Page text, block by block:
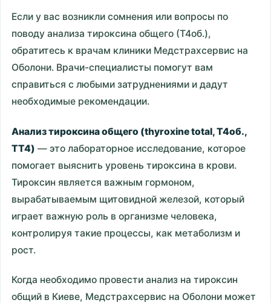
Если у вас возникли сомнения или вопросы по
поводу анализа тироксина общего (Т4об.),
обратитесь к врачам клиники Медстрахсервис на
Оболони. Врачи-специалисты помогут вам
справиться с любыми затруднениями и дадут
необходимые рекомендации.
Анализ тироксина общего (thyroxine total, T4об.,
TT4) — это лабораторное исследование, которое
помогает выяснить уровень тироксина в крови.
Тироксин является важным гормоном,
вырабатываемым щитовидной железой, который
играет важную роль в организме человека,
контролируя такие процессы, как метаболизм и
рост.
Когда необходимо провести анализ на тироксин
общий в Киеве, Медстрахсервис на Оболони может